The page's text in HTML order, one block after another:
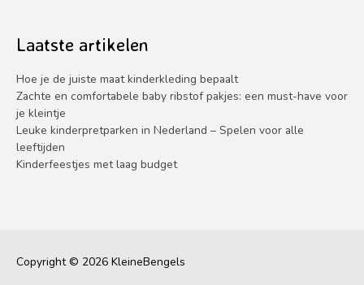
Laatste artikelen
Hoe je de juiste maat kinderkleding bepaalt
Zachte en comfortabele baby ribstof pakjes: een must-have voor
je kleintje
Leuke kinderpretparken in Nederland – Spelen voor alle
leeftijden
Kinderfeestjes met laag budget
Copyright © 2026 KleineBengels